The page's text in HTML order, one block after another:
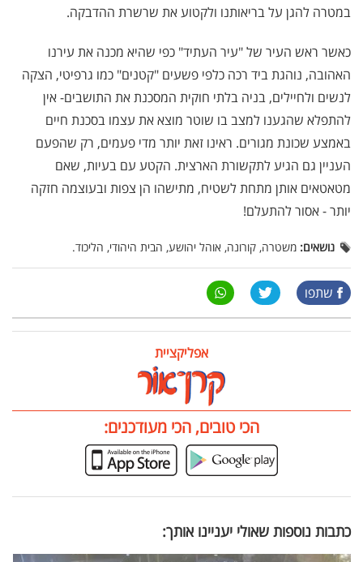
במטרה להגן על בריאותנו ולקטוע את שרשרת ההדבקה.
כאשר ראש העיר של "עיר העתיד" כפי שהיא מכנה את עירנו
האהובה, נוהגת ביד רכה כלפי פשעים "קטנים" כמו גרפיטי, הצקה
לנשים ולחיילים, בניה בלתי חוקית המסכנת את התושבים- אין
להתפלא שהגענו למצב בו שוטר מוצא את עצמו בסכנת חיים
באמצע שכונת מגורים. ראינו זאת יותר מדי פעמים, רק שהפעם
העניין גם הגיע לתקשורת הארצית. הקטע עם בעיות, שאם
מטאטאים אותן מתחת לשטיח, מתישהו הן צפות ובעוצמה חזקה
יותר - אסור להתעלם!
נושאים: משטרה, קורונה, אוהל יהושע, הבית היהודי, הליכוד.
שתפו
אפליקציית
הכי טובים, הכי מעודכנים:
כתבות נוספות שאולי יעניינו אותך: